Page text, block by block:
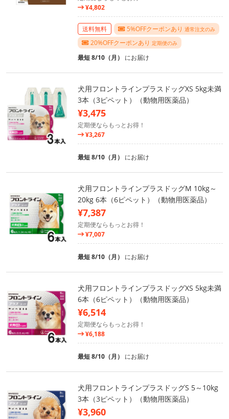
¥4,802
送料無料 5%OFFクーポンあり 通常注文のみ
20%OFFクーポンあり 定期便のみ
最短 8/10（月） にお届け
犬用フロントラインプラスドッグXS 5kg未満
3本（3ピペット）（動物用医薬品）
¥3,475
定期便ならもっとお得！
¥3,267
最短 8/10（月） にお届け
犬用フロントラインプラスドッグM 10kg～
20kg 6本（6ピペット）（動物用医薬品）
¥7,387
定期便ならもっとお得！
¥7,007
最短 8/10（月） にお届け
犬用フロントラインプラスドッグXS 5kg未満
6本（6ピペット）（動物用医薬品）
¥6,514
定期便ならもっとお得！
¥6,188
最短 8/10（月） にお届け
犬用フロントラインプラスドッグS 5～10kg
3本（3ピペット）（動物用医薬品）
¥3,960